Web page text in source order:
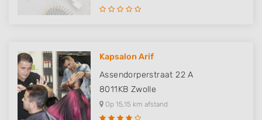
Kapsalon Arif
Assendorperstraat 22 A
8011KB Zwolle
Op 15,15 km afstand